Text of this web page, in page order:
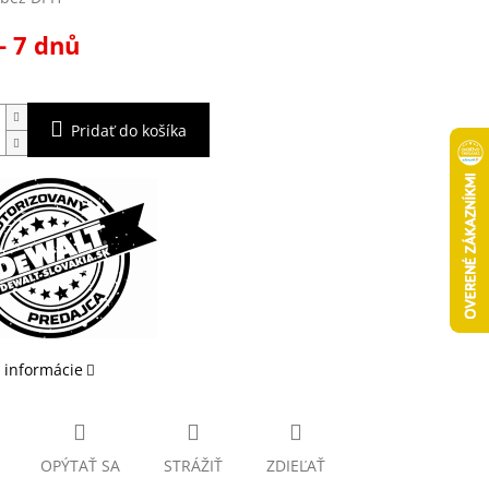
7 dnů
Pridať do košíka
informácie
OPÝTAŤ SA STRÁŽIŤ ZDIEĽAŤ